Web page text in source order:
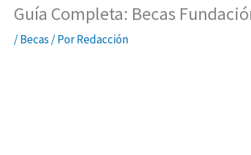
Guía Completa: Becas
/Becas / PorRedacción